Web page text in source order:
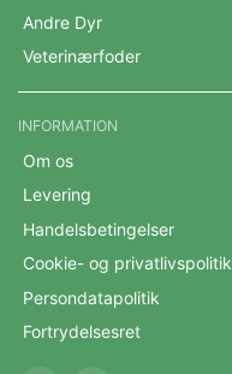
Andre Dyr
Veterinærfoder
INFORMATION
Om os
Levering
Handelsbetingelser
Cookie- og privatlivspolitik
Persondatapolitik
Fortrydelsesret